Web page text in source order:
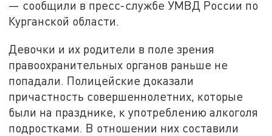
— сообщили в пресс-службе УМВД России по
Курганской области.
Девочки и их родители в поле зрения
правоохранительных органов раньше не
попадали. Полицейские доказали
причастность совершеннолетних, которые
были на празднике, к употреблению алкоголя
подростками. В отношении них составили